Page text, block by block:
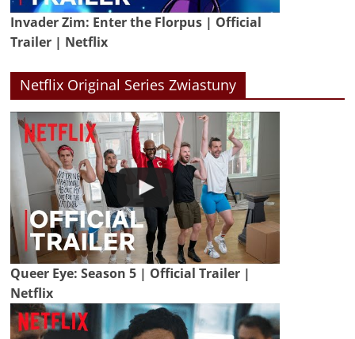
Invader Zim: Enter the Florpus | Official
Trailer | Netflix
Netflix Original Series Zwiastuny
Queer Eye: Season 5 | Official Trailer |
Netflix